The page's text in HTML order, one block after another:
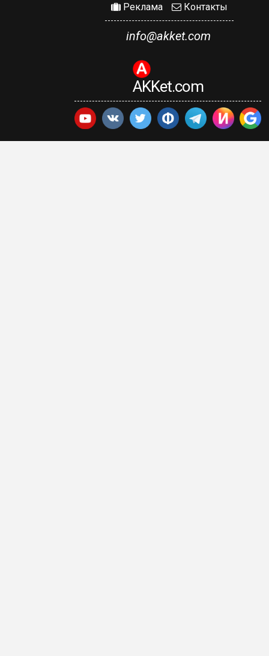
Реклама Контакты
info@akket.com
AKKet.com